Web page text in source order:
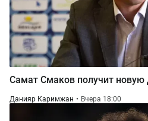
Самат Смаков получит
Данияр Каримжан Вчера 18:00